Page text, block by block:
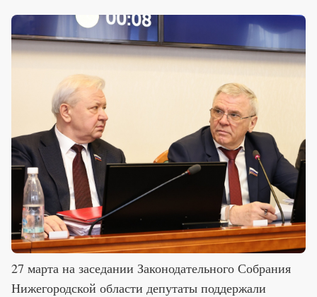
27 марта на заседании Законодательного Собрания
Нижегородской области депутаты поддержали